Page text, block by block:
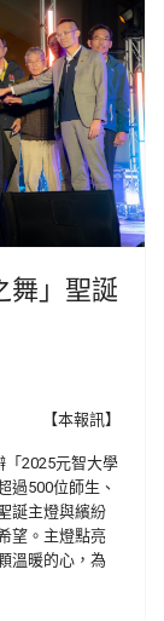
舞」聖誕
【本報訊】
「2025元智大學
過500位師生、
誕主燈與繽紛
望。主燈點亮
溫暖的心，為